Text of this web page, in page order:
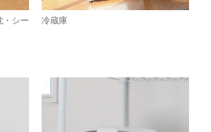
・シー
冷蔵庫